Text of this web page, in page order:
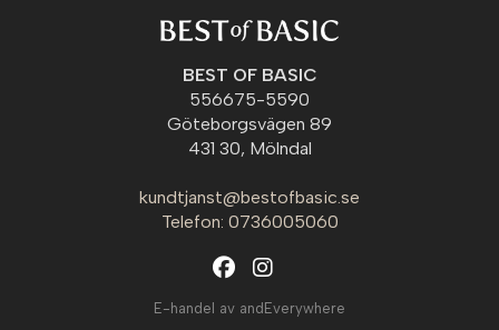
BEST OF BASIC
556675-5590
Göteborgsvägen 89
431 30, Mölndal
kundtjanst@bestofbasic.se
Telefon: 0736005060
E-handel av andEverywhere